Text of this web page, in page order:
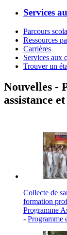
Services
Parcours
Ressources
Carrières
Services aux
Trouver un
Nouvelles -
assistance
Collecte de
formation
Programme
- Programme